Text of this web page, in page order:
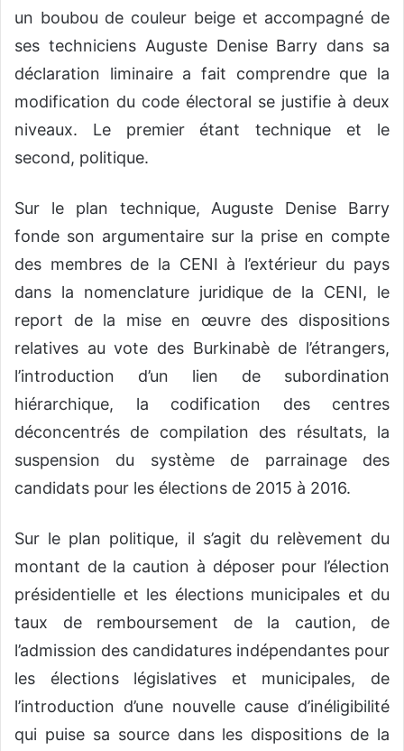
un boubou de couleur beige et accompagné de
ses techniciens Auguste Denise Barry dans sa
déclaration liminaire a fait comprendre que la
modification du code électoral se justifie à deux
niveaux. Le premier étant technique et le
second, politique.
Sur le plan technique, Auguste Denise Barry
fonde son argumentaire sur la prise en compte
des membres de la CENI à l’extérieur du pays
dans la nomenclature juridique de la CENI, le
report de la mise en œuvre des dispositions
relatives au vote des Burkinabè de l’étrangers,
l’introduction d’un lien de subordination
hiérarchique, la codification des centres
déconcentrés de compilation des résultats, la
suspension du système de parrainage des
candidats pour les élections de 2015 à 2016.
Sur le plan politique, il s’agit du relèvement du
montant de la caution à déposer pour l’élection
présidentielle et les élections municipales et du
taux de remboursement de la caution, de
l’admission des candidatures indépendantes pour
les élections législatives et municipales, de
l’introduction d’une nouvelle cause d’inéligibilité
qui puise sa source dans les dispositions de la